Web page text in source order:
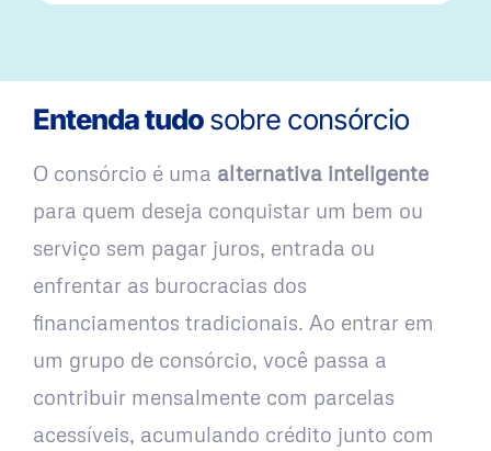
Entenda tudosobre consórcio
O consórcio é uma alternativa inteligente
para quem deseja conquistar um bem ou
serviço sem pagar juros, entrada ou
enfrentar as burocracias dos
financiamentos tradicionais. Ao entrar em
um grupo de consórcio, você passa a
contribuir mensalmente com parcelas
acessíveis, acumulando crédito junto com